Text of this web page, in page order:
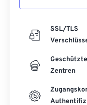
SSL/TLS
Zentren